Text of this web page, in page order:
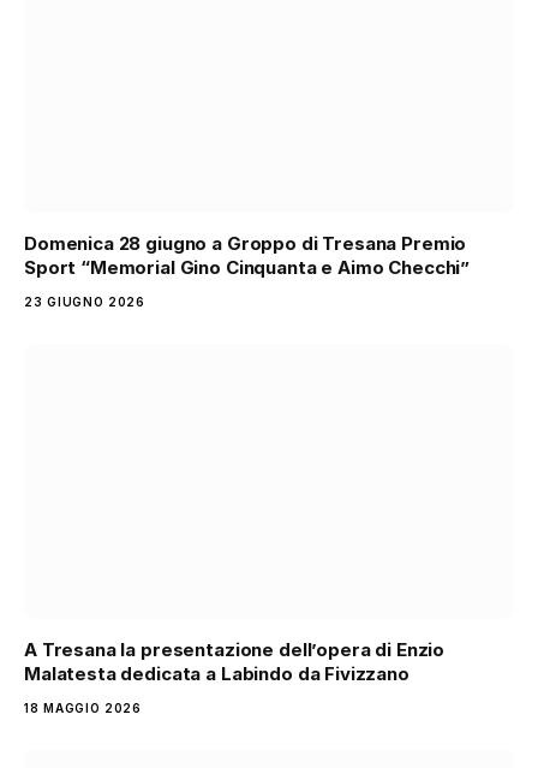
Domenica 28 giugno a Groppo di Tresana Premio
Sport “Memorial Gino Cinquanta e Aimo Checchi”
23 GIUGNO 2026
A Tresana la presentazione dell’opera di Enzio
Malatesta dedicata a Labindo da Fivizzano
18 MAGGIO 2026